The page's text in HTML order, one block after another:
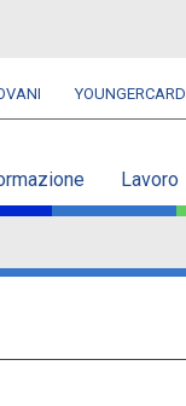
YOUNGERCARD
Lavoro